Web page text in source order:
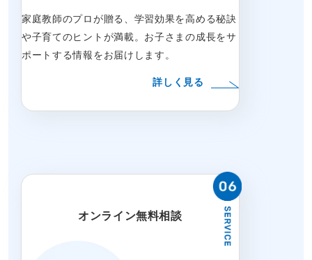
家庭教師のプロが贈る、学習効果を高める秘訣
や子育てのヒントが満載。お子さまの成長をサ
ポートする情報をお届けします。
詳しく見る
オンライン無料相談